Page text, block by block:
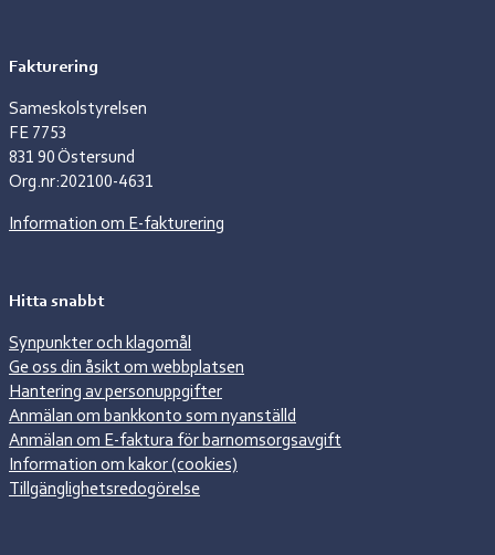
Fakturering
Sameskolstyrelsen
FE 7753
831 90 Östersund
Org.nr:202100-4631
Information om E-fakturering
Hitta snabbt
Synpunkter och klagomål
Ge oss din åsikt om webbplatsen
Hantering av personuppgifter
Anmälan om bankkonto som nyanställd
Anmälan om E-faktura för barnomsorgsavgift
Information om kakor (cookies)
Tillgänglighetsredogörelse